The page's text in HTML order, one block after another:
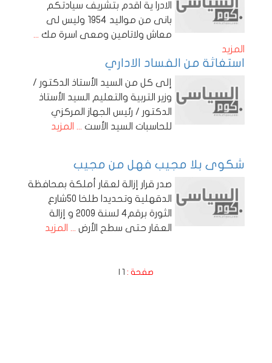
الادرا ية اقدم بتشريف سيادتكم
بانى من مواليد 1954 وليس لى
معاش ولاتامين ومعى اسرة مك ...
المزيد
استغاثة من الفساد الاداري
إلى كل من السيد الأستاذ الدكتور /
وزير التربية والتعليم السيد الأستاذ
الدكتور / رئيس الجهاز المركزي
للحاسبات السيد الأست ... المزيد
شكوى بلا مجيب فهل من مجيب
صدر قرار إزالة لعقار أملكة بمحافظة
الدقهلية وتحديدا طلخا 50شارع
الثورة برقم4 لسنة 2009 و إزالة
العقار حتى سطح الأرض ... المزيد
صفحة : 1